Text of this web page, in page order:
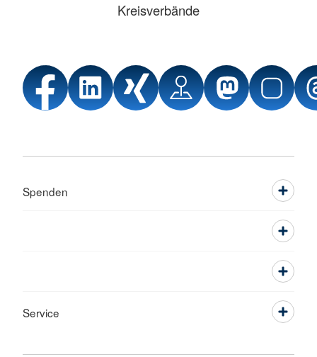
Kreisverbände
Spenden
Service